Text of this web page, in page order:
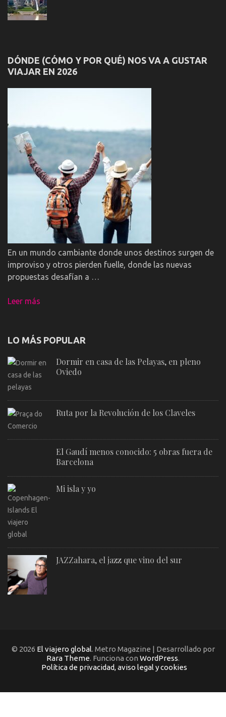
DÓNDE (CÓMO Y POR QUÉ) NOS VA A GUSTAR
VIAJAR EN 2026
En un mundo cambiante donde unos destinos surgen de
improviso y otros pierden fuelle, donde las nuevas
propuestas desafían a …
Leer más
LO MÁS POPULAR
Dormir en casa de las Pelayas, en pleno
Oviedo
Ruta por la Revolución de los Claveles
El Gaudí menos conocido: 5 obras fuera de
Barcelona
Mi isla y yo
JAZZahara, el jazz que vino del sur
© 2026 El viajero global. Metro Magazine | Desarrollado por
Rara Theme. Funciona con WordPress.
Política de privacidad, aviso legal y cookies